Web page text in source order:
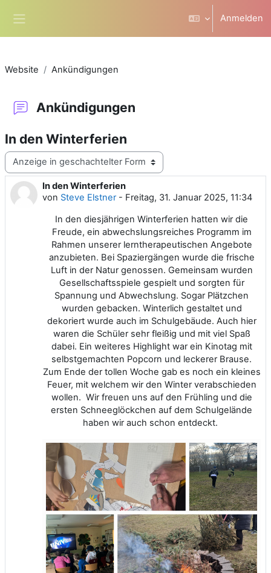
Anmelden
Website Ankündigungen
Ankündigungen
In den Winterferien
Anzeigemodus
In den Winterferien
von Steve Elstner- Freitag, 31. Januar 2025, 11:34
Anzahl Antworten: 0
In den diesjährigen Winterferien hatten wir die
Freude, ein abwechslungsreiches Programm im
Rahmen unserer lerntherapeutischen Angebote
anzubieten. Bei Spaziergängen wurde die frische
Luft in der Natur genossen. Gemeinsam wurden
Gesellschaftsspiele gespielt und sorgten für
Spannung und Abwechslung. Sogar Plätzchen
wurden gebacken. Winterlich gestaltet und
dekoriert wurde auch im Schulgebäude. Auch hier
waren die Schüler sehr fleißig und mit viel Spaß
dabei. Ein weiteres Highlight war ein Kinotag mit
selbstgemachten Popcorn und leckerer Brause.
Zum Ende der tollen Woche gab es noch ein kleines
Feuer, mit welchem wir den Winter verabschieden
wollen. Wir freuen uns auf den Frühling und die
ersten Schneeglöckchen auf dem Schulgelände
haben wir auch schon entdeckt.